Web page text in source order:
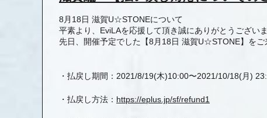
8月18日 滋賀U☆STONEについて
平素より、EviLAを応援して頂き誠にありがとうございま
先日、開催予定でした【8月18日 滋賀U☆STONE】をご
・払戻し期間：2021/8/19(木)10:00〜2021/10/18(月)
・払戻し方法： https://eplus.jp/sf/refund1